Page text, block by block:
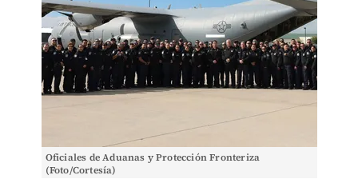
Oficiales de Aduanas y Protección Fronteriza
(Foto/Cortesía)